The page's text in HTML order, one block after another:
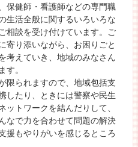
保健師・看護師などの専門職
生活全般に関するいろいろな
相談を受け付けています。ご
寄り添いながら、お困りごと
考えていき、地域のみなさん
す。
限られますので、地域包括支
したり、ときには警察や民生
ットワークを結んだりして、
なで力を合わせて問題の解決
援もやりがいを感じるところ